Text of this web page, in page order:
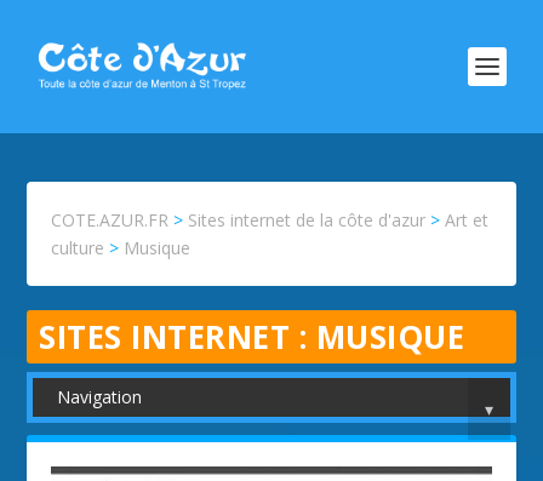
COTE.AZUR.FR > Sites internet de la côte d'azur >Art et
culture > Musique
SITES INTERNET : MUSIQUE
Navigation
▾